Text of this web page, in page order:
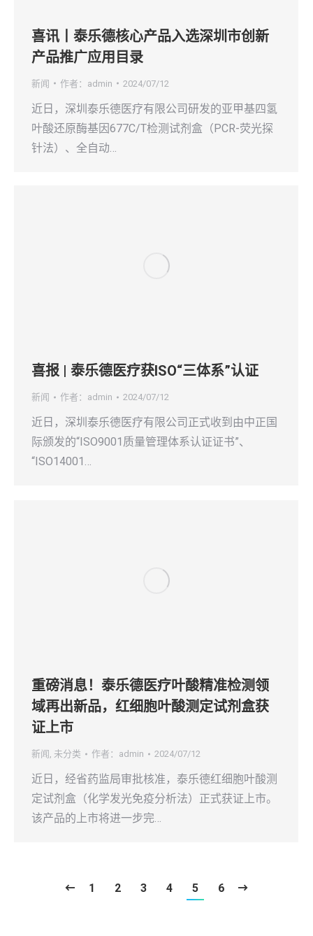
喜讯丨泰乐德核心产品入选深圳市创新
产品推广应用目录
新闻 作者： admin 2024/07/12
近日，深圳泰乐德医疗有限公司研发的亚甲基四氢
叶酸还原酶基因677C/T检测试剂盒（PCR-荧光探
针法）、全自动…
喜报 | 泰乐德医疗获ISO“三体系”认证
新闻 作者： admin 2024/07/12
近日，深圳泰乐德医疗有限公司正式收到由中正国
际颁发的“ISO9001质量管理体系认证证书”、
“ISO14001…
重磅消息！泰乐德医疗叶酸精准检测领
域再出新品，红细胞叶酸测定试剂盒获
证上市
新闻 , 未分类 作者： admin 2024/07/12
近日，经省药监局审批核准，泰乐德红细胞叶酸测
定试剂盒（化学发光免疫分析法）正式获证上市。
该产品的上市将进一步完…
1 2 3 4 5 6